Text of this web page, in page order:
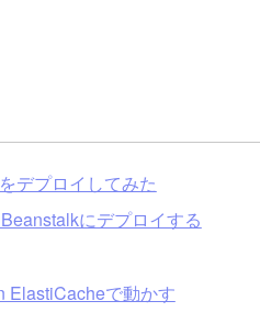
デプロイしてみた
にデプロイする
ElastiCacheで動かす